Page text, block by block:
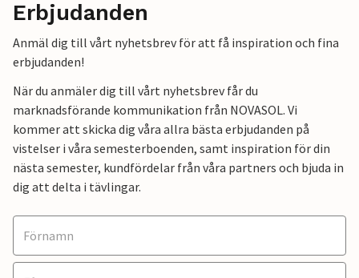
Erbjudanden
Anmäl dig till vårt nyhetsbrev för att få inspiration och fina
erbjudanden!
När du anmäler dig till vårt nyhetsbrev får du
marknadsförande kommunikation från NOVASOL. Vi
kommer att skicka dig våra allra bästa erbjudanden på
vistelser i våra semesterboenden, samt inspiration för din
nästa semester, kundfördelar från våra partners och bjuda in
dig att delta i tävlingar.